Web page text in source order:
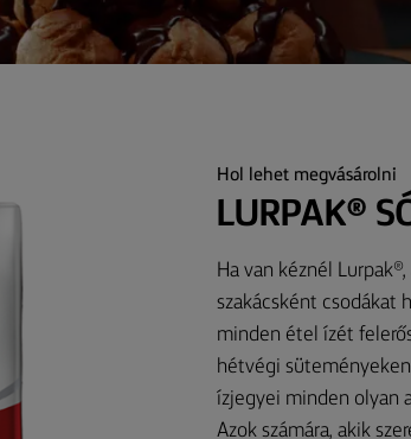
Hol lehet megvásárolni
LURPAK®
Ha van kéznél
szakácsként csodákat
minden étel ízét
hétvégi
ízjegyei minden olyan
Azok számára, akik